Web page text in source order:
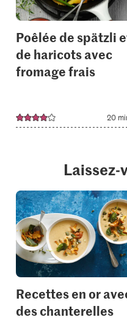
Poêlée de spätzli
de haricots avec
fromage frais
20
Recettes en or
des chanterelles